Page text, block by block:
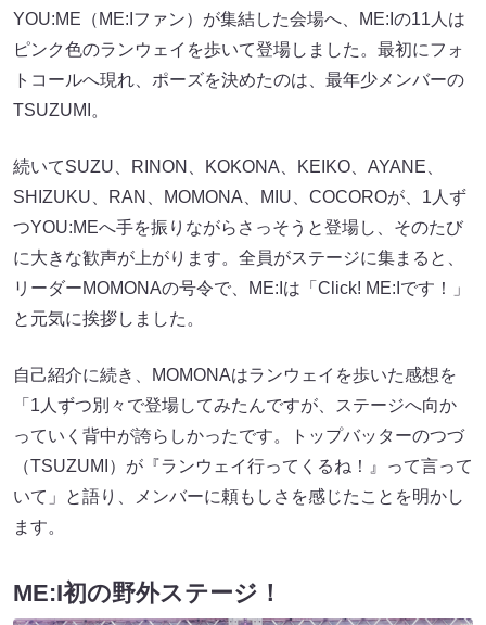
YOU:ME（ME:Iファン）が集結した会場へ、ME:Iの11人は
ピンク色のランウェイを歩いて登場しました。最初にフォ
トコールへ現れ、ポーズを決めたのは、最年少メンバーの
TSUZUMI。
続いてSUZU、RINON、KOKONA、KEIKO、AYANE、
SHIZUKU、RAN、MOMONA、MIU、COCOROが、1人ず
つYOU:MEへ手を振りながらさっそうと登場し、そのたび
に大きな歓声が上がります。全員がステージに集まると、
リーダーMOMONAの号令で、ME:Iは「Click! ME:Iです！」
と元気に挨拶しました。
自己紹介に続き、MOMONAはランウェイを歩いた感想を
「1人ずつ別々で登場してみたんですが、ステージへ向か
っていく背中が誇らしかったです。トップバッターのつづ
（TSUZUMI）が『ランウェイ行ってくるね！』って言って
いて」と語り、メンバーに頼もしさを感じたことを明かし
ます。
ME:I初の野外ステージ！